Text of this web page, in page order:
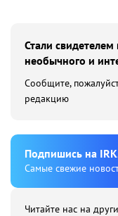
Стали
необычного и
Сообщите,
редакцию
Подпишиcь на
Cамые свежие
Читайте нас на